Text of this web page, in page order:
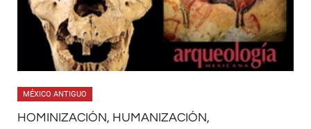
MÉXICO ANTIGUO
HOMINIZACIÓN, HUMANIZACIÓN,